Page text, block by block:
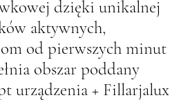
dzięki unikalnej
aktywnych,
od pierwszych minut
obszar poddany
urządzenia + Fillarjalux